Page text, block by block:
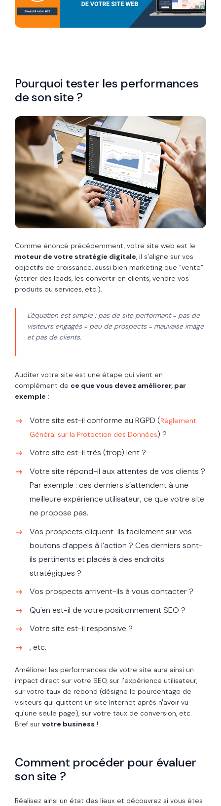
Pourquoi tester les performances
de son site ?
Comme énoncé précédemment, votre site web est le
moteur de votre stratégie digitale, il s’aligne sur vos
objectifs de croissance, aussi bien marketing que “vente”
(attirer des leads, les convertir en clients, vendre vos
produits ou services, etc.).
L'équation est simple : pas de site performant = pas de
visiteurs engagés = peu de prospects = mauvaise image
et pas de clients.
Auditer votre site est une étape qui vient en
complément de ce que vous devez améliorer, par
exemple :
Votre site est-il conforme au RGPD (Règlement
Général sur la Protection des Données) ?
Votre site est-il très (trop) lent ?
Votre site répond-il aux attentes de vos clients ?
Par exemple : ces derniers s’attendent à une
meilleure expérience utilisateur, ce que votre site
ne propose pas.
Vos prospects cliquent-ils facilement sur vos
boutons d’appels à l’action ? Ces derniers sont-
ils pertinents et placés à des endroits
stratégiques ?
Vos prospects arrivent-ils à vous contacter ?
Qu'en est-il de votre positionnement SEO ?
Votre site est-il responsive ?
, etc.
Améliorer les performances de votre site aura ainsi un
impact direct sur votre SEO, sur l’expérience utilisateur,
sur votre taux de rebond (désigne le pourcentage de
visiteurs qui quittent un site Internet après n'avoir vu
qu'une seule page), sur votre taux de conversion, etc.
Bref sur votre business !
Comment procéder pour évaluer
son site ?
Réalisez ainsi un état des lieux et découvrez si vous êtes